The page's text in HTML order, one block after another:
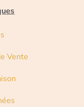
Vente